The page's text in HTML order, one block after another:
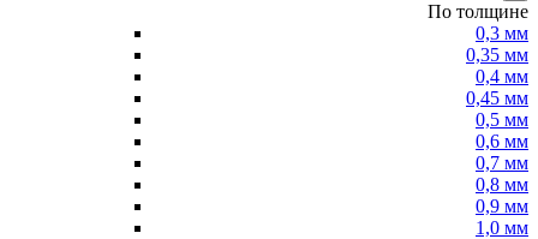
По толщине
0,3 мм
0,35 мм
0,4 мм
0,45 мм
0,5 мм
0,6 мм
0,7 мм
0,8 мм
0,9 мм
1,0 мм